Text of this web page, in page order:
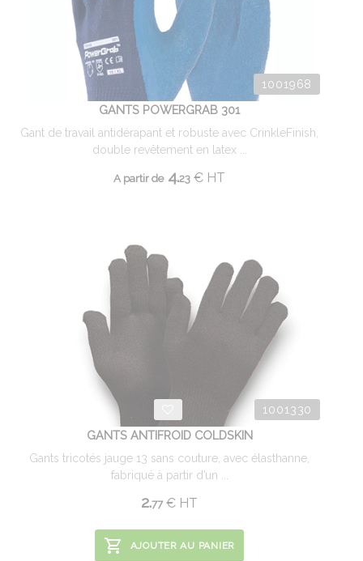
1001968
GANTS POWERGRAB 301
Gant de travail antidérapant et robuste avec CrinkleFinish,
double revêtement en latex ...
A partir de4.23 € HT
1001330
GANTS ANTIFROID COLDSKIN
Gants tricotés jauge 13 sans couture, avec élasthanne,
fabriqué à partir d’un ...
2.77 € HT
AJOUTER AU PANIER